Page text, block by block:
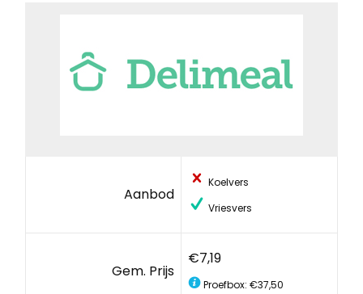
Aanbod
Koelvers
Vriesvers
Gem. Prijs
€7,19
Proefbox: €37,50